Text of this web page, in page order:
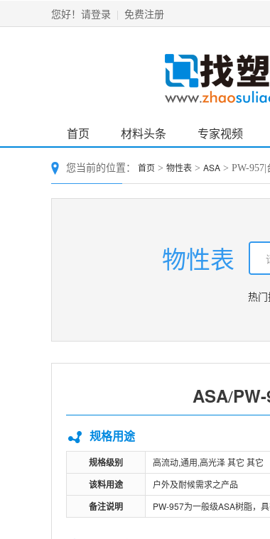
您好！ 请登录 免费注册
首页 材料头条 专家视频
您当前的位置： 首页 > 物性表 > ASA > PW-
物性表
热门
ASA/
规格用途
规格级别 高流动,通用,高光泽 其它 其它
该料用途
户外及耐候需求之产品
备注说明 PW-957为一般级ASA树脂，